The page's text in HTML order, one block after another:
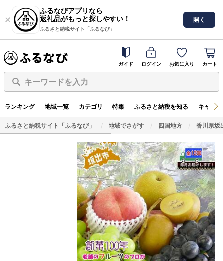
ふるなびアプリなら
返礼品がもっと探しやすい！
ふるさと納税サイト「ふるなび」
開く
ガイド ログイン お気に入り カート
キーワードを入力
ランキング 地域一覧 カテゴリ 特集 ふるさと納税を知る キャン
ふるさと納税サイト「ふるなび」 地域でさがす 四国地方 香川県坂